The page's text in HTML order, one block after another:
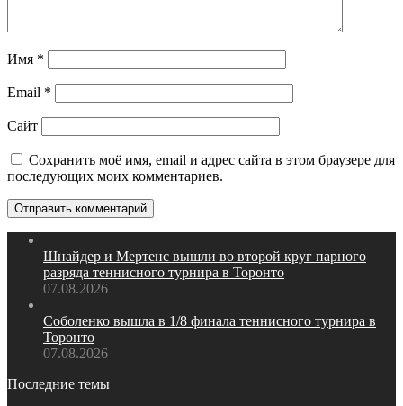
Имя *
Email *
Сайт
Сохранить моё имя, email и адрес сайта в этом браузере для
последующих моих комментариев.
Шнайдер и Мертенс вышли во второй круг парного
разряда теннисного турнира в Торонто
07.08.2026
Соболенко вышла в 1/8 финала теннисного турнира в
Торонто
07.08.2026
Последние темы